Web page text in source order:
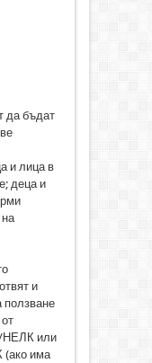
да бъдат
и лица в
деца и
и
ползване
НЕЛК или
(ако има